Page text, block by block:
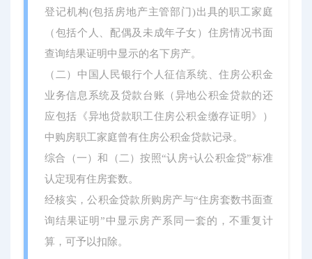
登记机构(包括房地产主管部门)出具的职工家庭
（包括个人、配偶及未成年子女）住房情况书面
查询结果证明中显示的名下房产。
（二）中国人民银行个人征信系统、住房公积金
业务信息系统及贷款台账（异地公积金贷款的还
应包括《异地贷款职工住房公积金缴存证明》）
中购房职工家庭曾有住房公积金贷款记录。
综合（一）和（二）按照“认房+认公积金贷”标准
认定现有住房套数。
经核实，公积金贷款所购房产与“住房套数书面查
询结果证明”中显示房产系同一套的，不重复计
算，可予以扣除。